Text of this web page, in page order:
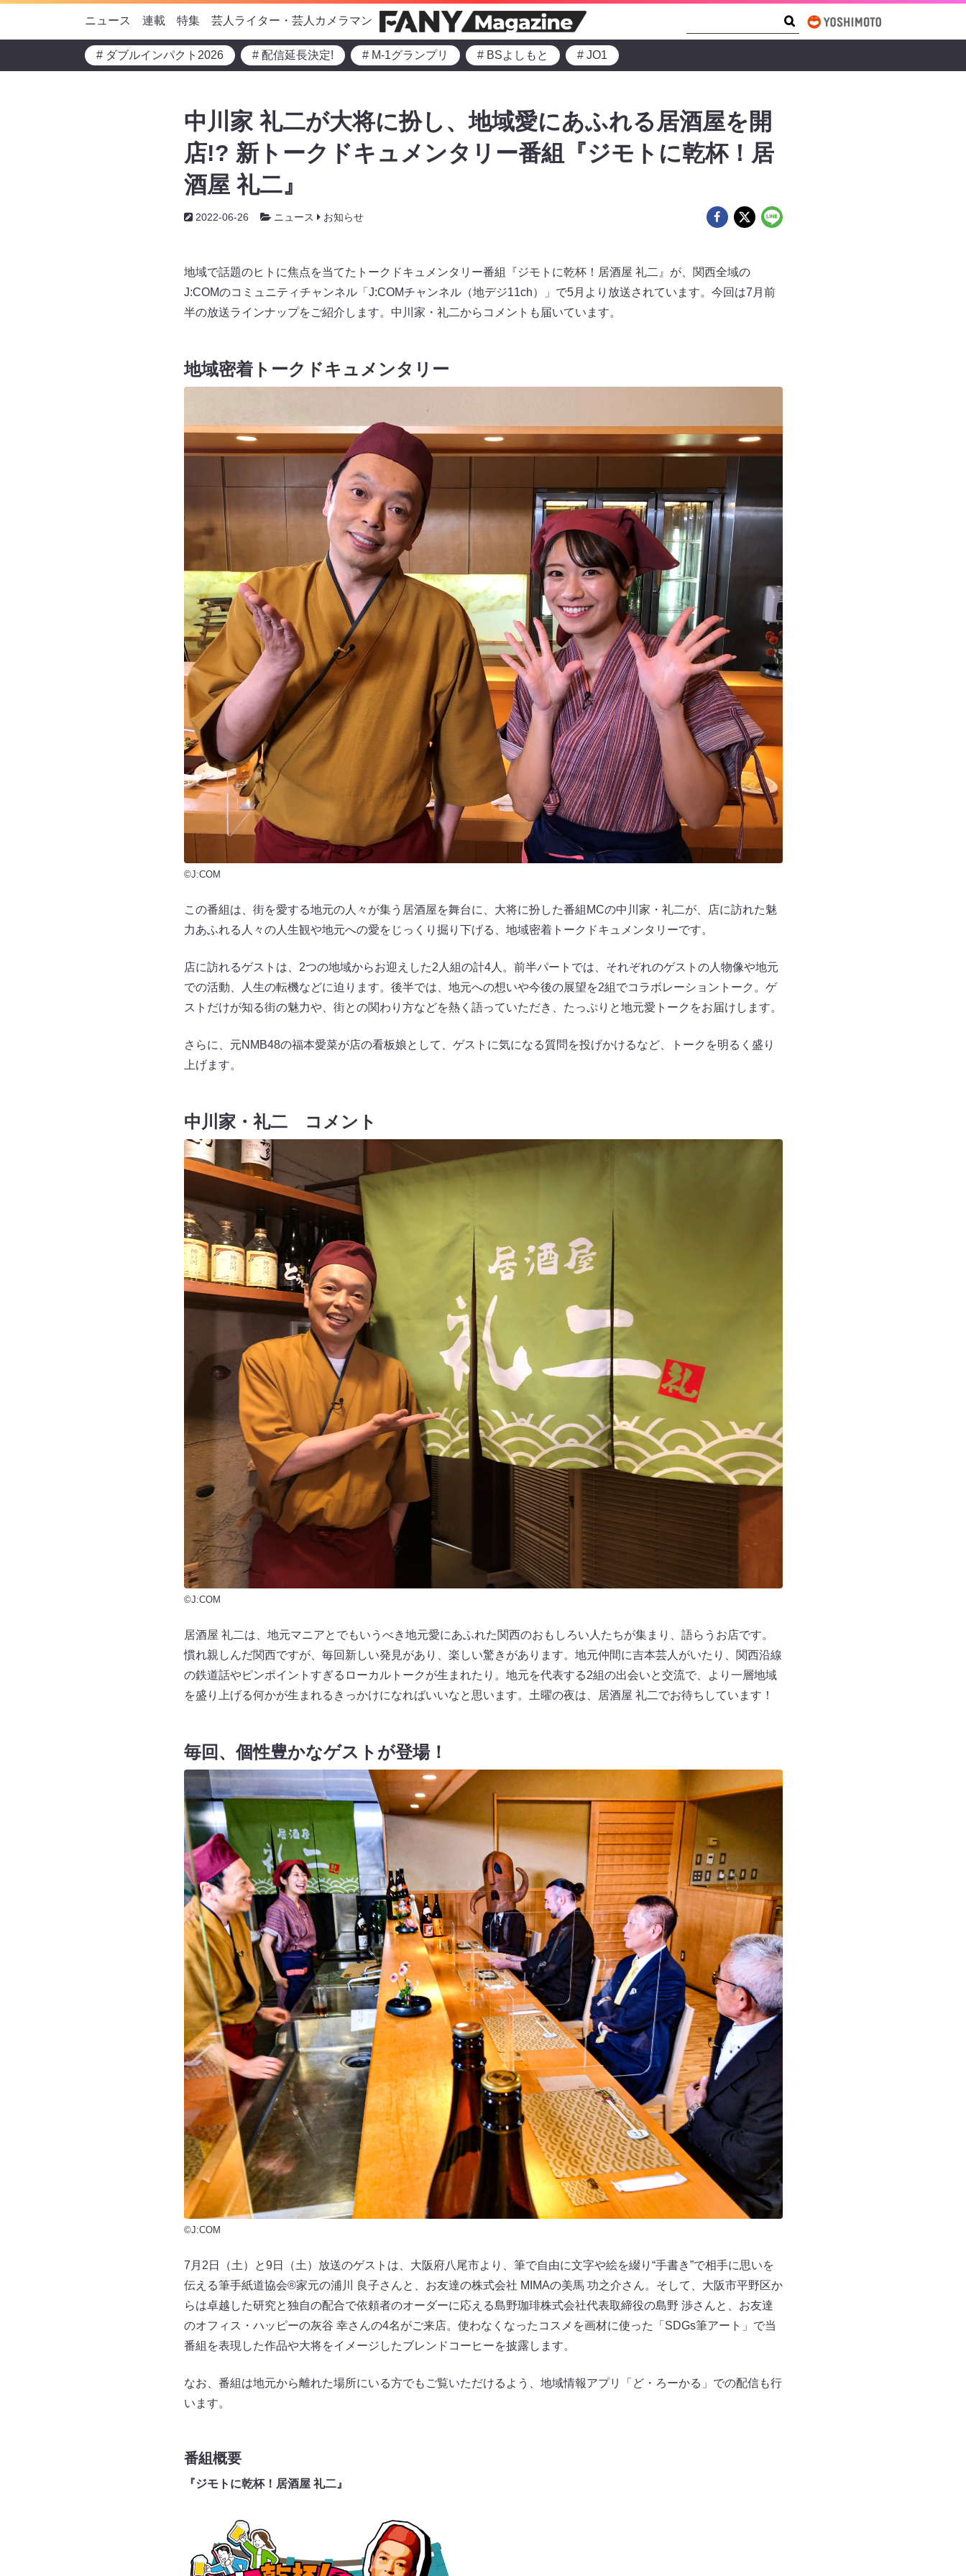
ニュース 連載 特集 芸人ライター・芸人カメラマン
# ダブルインパクト2026 # 配信延長決定! # M-1グランプリ # BSよしもと # JO1
中川家 礼二が大将に扮し、地域愛にあふれる居酒屋を開
店!? 新トークドキュメンタリー番組『ジモトに乾杯！居
酒屋 礼二』
2022-06-26 ニュース お知らせ
地域で話題のヒトに焦点を当てたトークドキュメンタリー番組『ジモトに乾杯！居酒屋 礼二』が、関西全域の
J:COMのコミュニティチャンネル「J:COMチャンネル（地デジ11ch）」で5月より放送されています。今回は7月前
半の放送ラインナップをご紹介します。中川家・礼二からコメントも届いています。
地域密着トークドキュメンタリー
©J:COM
この番組は、街を愛する地元の人々が集う居酒屋を舞台に、大将に扮した番組MCの中川家・礼二が、店に訪れた魅
力あふれる人々の人生観や地元への愛をじっくり掘り下げる、地域密着トークドキュメンタリーです。
店に訪れるゲストは、2つの地域からお迎えした2人組の計4人。前半パートでは、それぞれのゲストの人物像や地元
での活動、人生の転機などに迫ります。後半では、地元への想いや今後の展望を2組でコラボレーショントーク。ゲ
ストだけが知る街の魅力や、街との関わり方などを熱く語っていただき、たっぷりと地元愛トークをお届けします。
さらに、元NMB48の福本愛菜が店の看板娘として、ゲストに気になる質問を投げかけるなど、トークを明るく盛り
上げます。
中川家・礼二 コメント
©J:COM
居酒屋 礼二は、地元マニアとでもいうべき地元愛にあふれた関西のおもしろい人たちが集まり、語らうお店です。
慣れ親しんだ関西ですが、毎回新しい発見があり、楽しい驚きがあります。地元仲間に吉本芸人がいたり、関西沿線
の鉄道話やピンポイントすぎるローカルトークが生まれたり。地元を代表する2組の出会いと交流で、より一層地域
を盛り上げる何かが生まれるきっかけになればいいなと思います。土曜の夜は、居酒屋 礼二でお待ちしています！
毎回、個性豊かなゲストが登場！
©J:COM
7月2日（土）と9日（土）放送のゲストは、大阪府八尾市より、筆で自由に文字や絵を綴り“手書き”で相手に思いを
伝える筆手紙道協会®家元の浦川 良子さんと、お友達の株式会社 MIMAの美馬 功之介さん。そして、大阪市平野区か
らは卓越した研究と独自の配合で依頼者のオーダーに応える島野珈琲株式会社代表取締役の島野 渉さんと、お友達
のオフィス・ハッピーの灰谷 幸さんの4名がご来店。使わなくなったコスメを画材に使った「SDGs筆アート」で当
番組を表現した作品や大将をイメージしたブレンドコーヒーを披露します。
なお、番組は地元から離れた場所にいる方でもご覧いただけるよう、地域情報アプリ「ど・ろーかる」での配信も行
います。
番組概要
『ジモトに乾杯！居酒屋 礼二』